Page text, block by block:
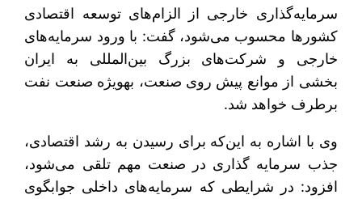
سرمایه‌گذاری خارجی از الزام‌های توسعه اقتصادی
کشورها محسوب می‌شود، گفت: با ورود سرمایه‌های
خارجی و شرکت‌های بزرگ بین‌المللی به ایران
بخشی از موانع پیش روی صنعت، به‎ویژه صنعت نفت
برطرف خواهد شد.
وی با اشاره به این‌که برای رسیدن به رشد اقتصادی،
جذب سرمایه گذاری در صنعت مهم تلقی می‌شود،
افزود: در شرایطی که سرمایه‌های داخلی جوابگوی